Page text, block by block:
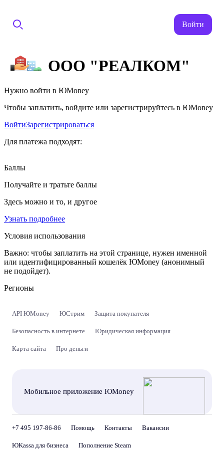
Войти
ООО "РЕАЛКОМ"
Нужно войти в ЮMoney
Чтобы заплатить, войдите или зарегистрируйтесь в ЮMoney
ВойтиЗарегистрироваться
Для платежа подходят:
Баллы
Получайте и тратьте баллы
Здесь можно и то, и другое
Узнать подробнее
Условия использования
Важно: чтобы заплатить на этой странице, нужен именной
или идентифицированный кошелёк ЮMoney (анонимный
не подойдет).
Регионы
API ЮMoney ЮСтрим Защита покупателя
Безопасность в интернете Юридическая информация
Карта сайта Про деньги
Мобильное приложение ЮMoney
+7 495 197-86-86 Помощь Контакты Вакансии
ЮKassa для бизнеса Пополнение Steam